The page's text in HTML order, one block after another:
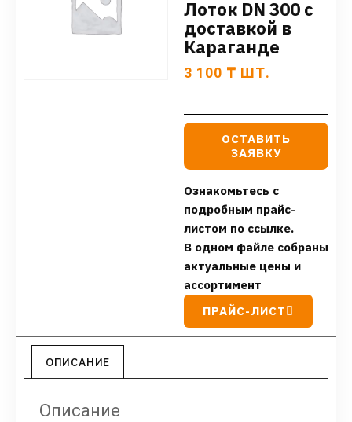
Лоток DN 300 с
доставкой в
Караганде
3 100 ₸ ШТ.
ОСТАВИТЬ
ЗАЯВКУ
Ознакомьтесь с
подробным прайс-
листом по ссылке.
В одном файле собраны
актуальные цены и
ассортимент
ПРАЙС-ЛИСТ
ОПИСАНИЕ
Описание